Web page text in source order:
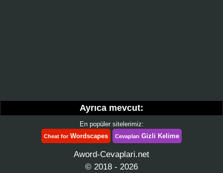
Ayrıca mevcut:
En popüler sitelerimiz:
Cheat forWordscapes Cevapları Gizli Kelime
Aword-Cevaplari.net
© 2018 - 2026